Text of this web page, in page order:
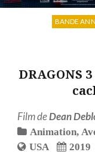
DRAGONS
Film deDean
Animation
USA
2019
BANDE